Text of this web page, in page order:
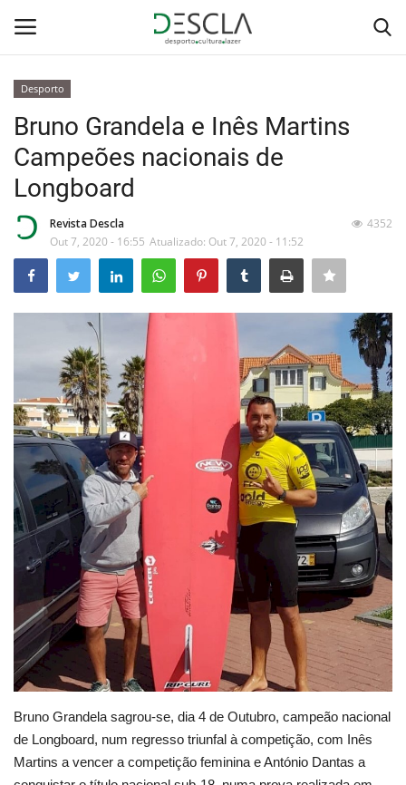
Home
...by Descla
Desporto
Sobre Nós
Educação
Estatuto Editorial
Saúde
Ficha técnica
Cultura
Lazer
Ambiente
Desporto
Bruno Grandela e Inês Martins
Campeões nacionais de
Longboard
Revista Descla
Out 7, 2020 - 16:55 Atualizado: Out 7, 2020 - 11:52
4352
Bruno Grandela sagrou-se, dia 4 de Outubro, campeão nacional
de Longboard, num regresso triunfal à competição, com Inês
Martins a vencer a competição feminina e António Dantas a